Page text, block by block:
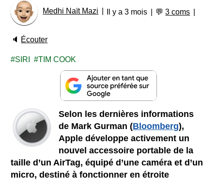
Medhi Naït Mazi Il y a 3 mois 💬3 coms
🔈 Écouter
SIRI TIM COOK
Selon les dernières informations
de Mark Gurman (Bloomberg),
Apple développe activement un
nouvel accessoire portable de la
taille d’un AirTag, équipé d’une caméra et d’un
micro, destiné à fonctionner en étroite